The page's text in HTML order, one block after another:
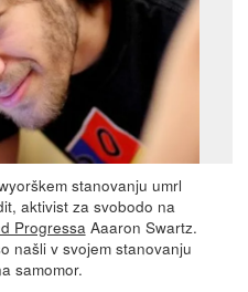
stanovanju umrl
aktivist za svobodo na
ProgressaAaaron Swartz.
našli v svojem stanovanju
samomor.